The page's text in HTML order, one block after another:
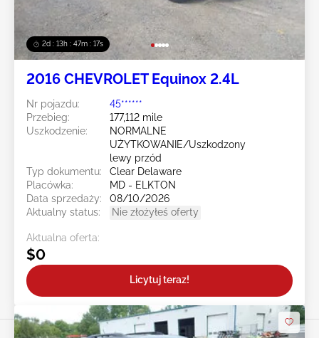
2d : 13h : 47m : 14s
2016 CHEVROLET Equinox 2.4L
Nr pojazdu:
45******
Przebieg:
177,112 mile
Uszkodzenie:
NORMALNE
UŻYTKOWANIE/Uszkodzony
lewy przód
Typ dokumentu:
Clear Delaware
Placówka:
MD - ELKTON
Data sprzedaży:
08/10/2026
Aktualny status:
Nie złożyłeś oferty
Aktualna oferta:
$0
Licytuj teraz!